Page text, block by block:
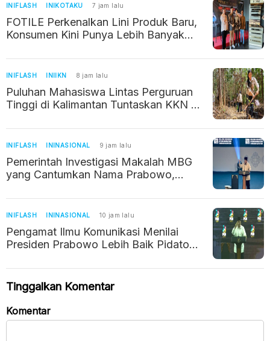
INIFLASH INIKOTAKU 7 jam lalu
FOTILE Perkenalkan Lini Produk Baru,
Konsumen Kini Punya Lebih Banyak
INIFLASH INIIKN 8 jam lalu
Puluhan Mahasiswa Lintas Perguruan
Tinggi di Kalimantan Tuntaskan KKN di
INIFLASH ININASIONAL 9 jam lalu
Pemerintah Investigasi Makalah MBG
yang Cantumkan Nama Prabowo,
INIFLASH ININASIONAL 10 jam lalu
Pengamat Ilmu Komunikasi Menilai
Presiden Prabowo Lebih Baik Pidato
Tinggalkan Komentar
Komentar